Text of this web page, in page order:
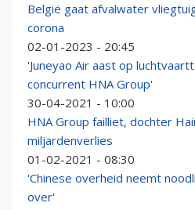
België gaat afvalwater
corona
02-01-2023 - 20:45
'Juneyao Air aast op
concurrent HNA Group'
30-04-2021 - 10:00
HNA Group failliet, dochter
miljardenverlies
01-02-2021 - 08:30
'Chinese overheid neemt
over'